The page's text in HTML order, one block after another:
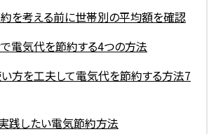
を考える前に世帯別の平均額を確認
電気代を節約する4つの方法
い方を工夫して電気代を節約する方法7
践したい電気節約方法